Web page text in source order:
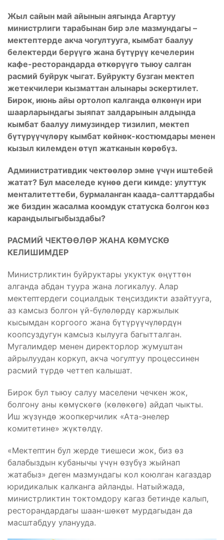
Жыл сайын май айынын аягында Агартуу
министрлиги тарабынан бир эле мазмундагы –
мектептерде акча чогултууга, кымбат баалуу
белектерди берүүгө жана бүтүрүү кечелерин
кафе-ресторандарда өткөрүүгө тыюу салган
расмий буйрук чыгат. Буйрукту бузган мектеп
жетекчилери кызматтан алынары эскертилет.
Бирок, июнь айы ортолоп калганда өлкөнүн ири
шаарларындагы зыяпат залдарынын алдында
кымбат баалуу лимузиндер тизилип, мектеп
бүтүрүүчүлөрү кымбат көйнөк-костюмдары менен
кызыл килемден өтүп жатканын көрөбүз.
Административдик чектөөлөр эмне үчүн иштебей
жатат? Бул маселеде күнөө деги кимде: улуттук
менталитеттеби, бурмаланган каада-салттардабы
же биздин жасалма коомдук статуска болгон көз
карандылыгыбыздабы?
РАСМИЙ ЧЕКТӨӨЛӨР ЖАНА КӨМҮСКӨ
КЕЛИШИМДЕР
Министрликтин буйруктары укуктук өңүттөн
алганда абдан туура жана логикалуу. Алар
мектептердеги социалдык теңсиздикти азайтууга,
аз камсыз болгон үй-бүлөлөрдү каржылык
кысымдан коргоого жана бүтүрүүчүлөрдүн
коопсуздугун камсыз кылууга багытталган.
Мугалимдер менен директорлор жумуштан
айрылуудан коркуп, акча чогултуу процессинен
расмий түрдө четтеп калышат.
Бирок бул тыюу салуу маселени чечкен жок,
болгону аны көмүскөгө (көлөкөгө) айдап чыкты.
Иш жүзүндө жоопкерчилик «Ата-энелер
комитетине» жүктөлдү.
«Мектептин бул жерде тиешеси жок, биз өз
балабыздын кубанычы үчүн өзүбүз жыйнап
жатабыз» деген мазмундагы кол коюлган кагаздар
юридикалык калканга айланды. Натыйжада,
министрликтин токтомдору кагаз бетинде калып,
ресторандардагы шаан-шөкөт мурдагыдан да
масштабдуу уланууда.